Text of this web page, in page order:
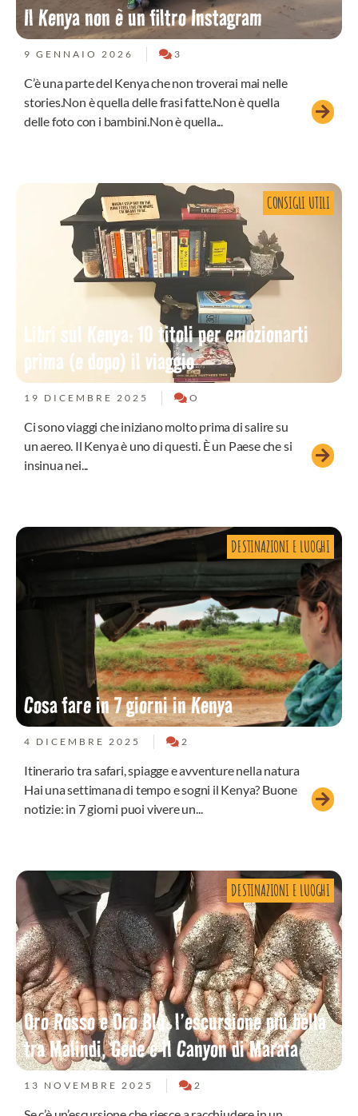
Il Kenya non è un filtro Instagram
9 GENNAIO 2026 3
C’è una parte del Kenya che non troverai mai nelle
stories.Non è quella delle frasi fatte.Non è quella
delle foto con i bambini.Non è quella...
CONSIGLI UTILI
Libri sul Kenya: 10 titoli per emozionarti
prima (e dopo) il viaggio
19 DICEMBRE 2025 O
Ci sono viaggi che iniziano molto prima di salire su
un aereo. Il Kenya è uno di questi. È un Paese che si
insinua nei...
DESTINAZIONI E LUOGHI
Cosa fare in 7 giorni in Kenya
4 DICEMBRE 2025 2
Itinerario tra safari, spiagge e avventure nella natura
Hai una settimana di tempo e sogni il Kenya? Buone
notizie: in 7 giorni puoi vivere un...
DESTINAZIONI E LUOGHI
Oro Rosso e Oro Blu: l’escursione più bella
tra Malindi, Gede e il Canyon di Marafa
13 NOVEMBRE 2025 2